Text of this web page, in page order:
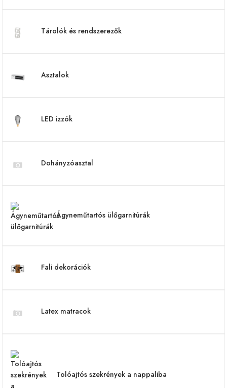
Tárolók és rendszerezők
Asztalok
LED izzók
Dohányzóasztal
Ágyneműtartós ülőgarnitúrák
Fali dekorációk
Latex matracok
Tolóajtós szekrények a nappaliba